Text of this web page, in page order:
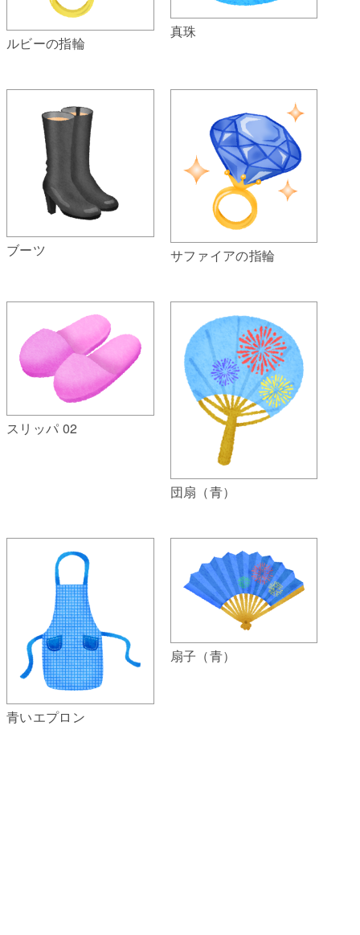
ルビーの指輪
真珠
ブーツ サファイアの指輪
スリッパ 02
団扇（青）
青いエプロン
扇子（青）